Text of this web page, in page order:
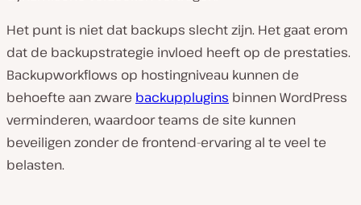
Het punt is niet dat backups slecht zijn. Het gaat erom
dat de backupstrategie invloed heeft op de prestaties.
Backupworkflows op hostingniveau kunnen de
behoefte aan zware backupplugins binnen WordPress
verminderen, waardoor teams de site kunnen
beveiligen zonder de frontend-ervaring al te veel te
belasten.